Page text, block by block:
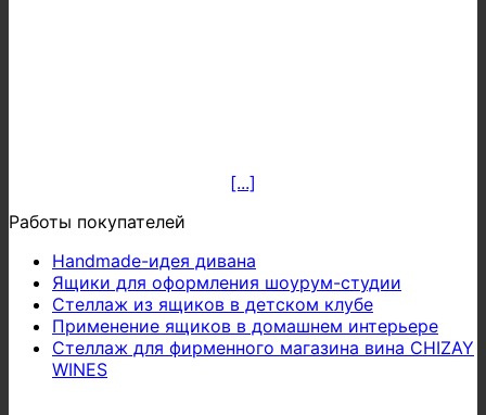
[...]
Работы покупателей
Handmade-идея дивана
Ящики для оформления шоурум-студии
Стеллаж из ящиков в детском клубе
Применение ящиков в домашнем интерьере
Стеллаж для фирменного магазина вина CHIZAY
WINES